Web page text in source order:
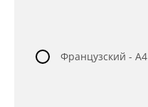
Французский - A4